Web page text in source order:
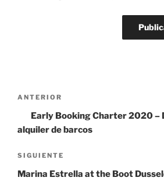
Navegación
entradas
Entrada
anterior:
ANTERIOR
Early Booking Charter 2020 –
alquiler de barcos
Siguiente
entrada
SIGUIENTE
Marina Estrella at the Boot